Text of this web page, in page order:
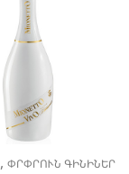
, ՓՐՓՐՈՒՆ ԳԻՆԻՆԵՐ